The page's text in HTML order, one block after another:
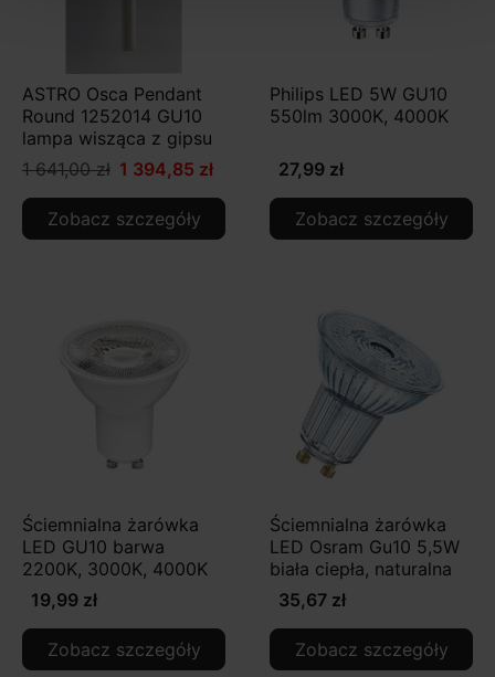
ASTRO Osca Pendant
Round 1252014 GU10
lampa wisząca z gipsu
1 641,00 zł 1 394,85 zł
Zobacz szczegóły
Philips LED 5W GU10
550lm 3000K, 4000K
27,99 zł
Zobacz szczegóły
Ściemnialna żarówka
LED GU10 barwa
2200K, 3000K, 4000K
19,99 zł
Zobacz szczegóły
Ściemnialna żarówka
LED Osram Gu10 5,5W
biała ciepła, naturalna
35,67 zł
Zobacz szczegóły